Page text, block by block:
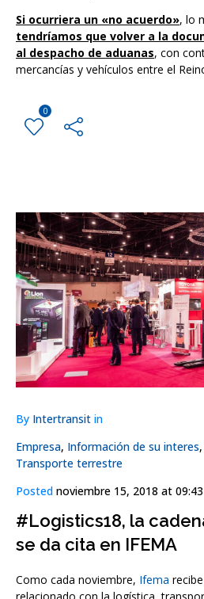
Si ocurriera un «no acuerdo», lo
tendríamos que volver a la
al despacho de aduanas, con
mercancías y vehículos entre el
0
By Intertransit in
Empresa, Información de su interes,
Transporte terrestre
Posted noviembre 15, 2018 at 09:43
#Logistics18, la
se da cita en IFEMA
Como cada noviembre, Ifema
relacionado con la logística,